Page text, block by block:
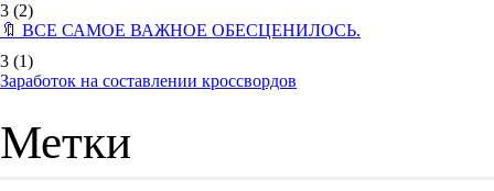
3 (2)
🔖 ВСЕ САМОЕ ВАЖНОЕ ОБЕСЦЕНИЛОСЬ.
3 (1)
Заработок на составлении кроссвордов
Метки